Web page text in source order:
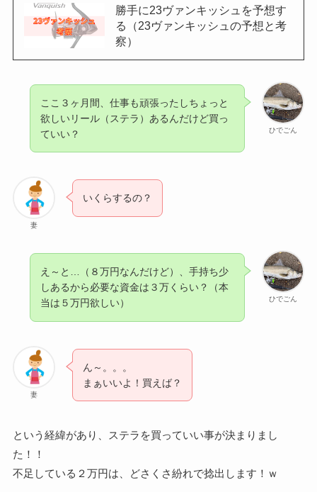
勝手に23ヴァンキッシュを予想す
る（23ヴァンキッシュの予想と考
察）
ひでごん
ここ３ヶ月間、仕事も頑張ったしちょっと
欲しいリール（ステラ）あるんだけど買っ
ていい？
妻
いくらするの？
ひでごん
え～と…（８万円なんだけど）、手持ち少
しあるから必要な資金は３万くらい？（本
当は５万円欲しい）
妻
ん～。。。
まぁいいよ！買えば？
という経緯があり、ステラを買っていい事が決まりまし
た！！
不足している２万円は、どさくさ紛れで捻出します！ｗ